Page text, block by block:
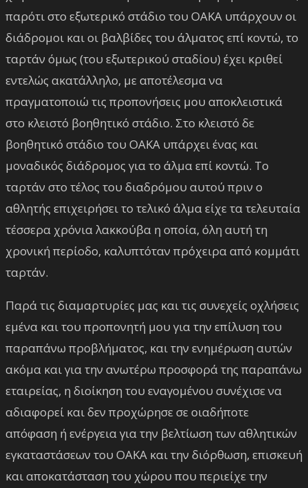
παρότι στο εξωτερικό στάδιο του ΟΑΚΑ υπάρχουν οι
διάδρομοι και οι βαλβίδες του άλματος επί κοντώ, το
ταρτάν όμως (του εξωτερικού σταδίου) έχει κριθεί
εντελώς ακατάλληλο, με αποτέλεσμα να
πραγματοποιώ τις προπονήσεις μου αποκλειστικά
στο κλειστό βοηθητικό στάδιο. Στο κλειστό δε
βοηθητικό στάδιο του ΟΑΚΑ υπάρχει ένας και
μοναδικός διάδρομος για το άλμα επί κοντώ. Το
ταρτάν στο τέλος του διαδρόμου αυτού πριν ο
αθλητής επιχειρήσει το τελικό άλμα είχε τα τελευταία
τέσσερα χρόνια λακκούβα η οποία, όλη αυτή τη
χρονική περίοδο, καλυπτόταν πρόχειρα από κομμάτι
ταρτάν.
Παρά τις διαμαρτυρίες μας και τις συνεχείς οχλήσεις
εμένα και του προπονητή μου για την επίλυση του
παραπάνω προβλήματος, και την ενημέρωση αυτών
ακόμα και για την ανωτέρω προσφορά της παραπάνω
εταιρείας, η διοίκηση του εναγομένου συνέχισε να
αδιαφορεί και δεν προχώρησε σε οιαδήποτε
απόφαση ή ενέργεια για την βελτίωση των αθλητικών
εγκαταστάσεων του ΟΑΚΑ και την διόρθωση, επισκευή
και αποκατάσταση του χώρου που περιείχε την